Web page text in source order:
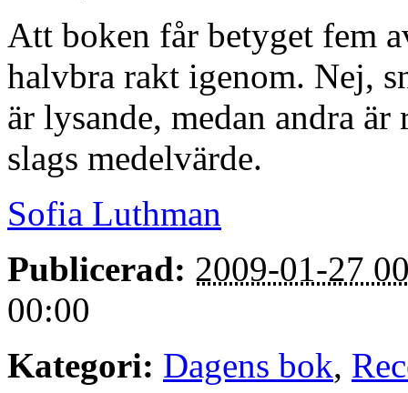
Att boken får betyget fem
halvbra rakt igenom. Nej,
är lysande, medan andra
slags medelvärde.
Sofia Luthman
Publicerad: 2009-01-27
00:00
Kategori: Dagens bok,